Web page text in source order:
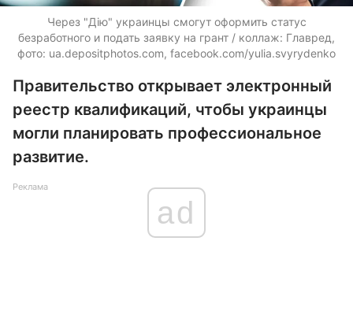
Через "Дію" украинцы смогут оформить статус
безработного и подать заявку на грант / коллаж: Главред,
фото: ua.depositphotos.com, facebook.com/yulia.svyrydenko
Правительство открывает электронный
реестр квалификаций, чтобы украинцы
могли планировать профессиональное
развитие.
Реклама
ad